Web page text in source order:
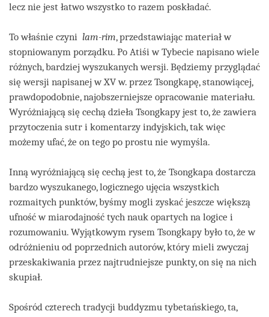
lecz nie jest łatwo wszystko to razem poskładać.
To właśnie czyni lam-rim, przedstawiając materiał w
stopniowanym porządku. Po Atiśi w Tybecie napisano wiele
różnych, bardziej wyszukanych wersji. Będziemy przyglądać
się wersji napisanej w XV w. przez Tsongkapę, stanowiącej,
prawdopodobnie, najobszerniejsze opracowanie materiału.
Wyróżniającą się cechą dzieła Tsongkapy jest to, że zawiera
przytoczenia sutr i komentarzy indyjskich, tak więc
możemy ufać, że on tego po prostu nie wymyśla.
Inną wyróżniającą się cechą jest to, że Tsongkapa dostarcza
bardzo wyszukanego, logicznego ujęcia wszystkich
rozmaitych punktów, byśmy mogli zyskać jeszcze większą
ufność w miarodajność tych nauk opartych na logice i
rozumowaniu. Wyjątkowym rysem Tsongkapy było to, że w
odróżnieniu od poprzednich autorów, który mieli zwyczaj
przeskakiwania przez najtrudniejsze punkty, on się na nich
skupiał.
Spośród czterech tradycji buddyzmu tybetańskiego, ta,